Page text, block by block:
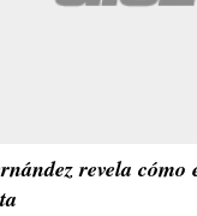
revela cómo